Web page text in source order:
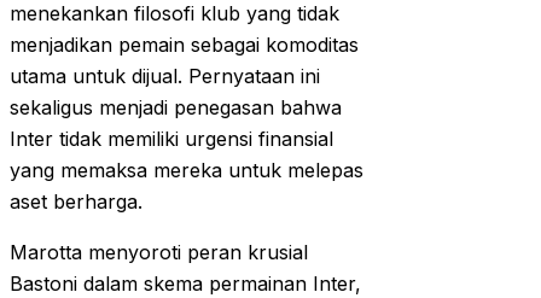
menekankan filosofi klub yang tidak
menjadikan pemain sebagai komoditas
utama untuk dijual. Pernyataan ini
sekaligus menjadi penegasan bahwa
Inter tidak memiliki urgensi finansial
yang memaksa mereka untuk melepas
aset berharga.
Marotta menyoroti peran krusial
Bastoni dalam skema permainan Inter,